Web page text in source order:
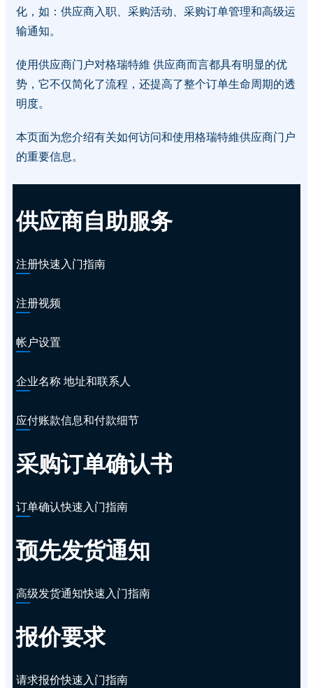
化，如：供应商入职、采购活动、采购订单管理和高级运
输通知。
使用供应商门户对格瑞特維 供应商而言都具有明显的优
势，它不仅简化了流程，还提高了整个订单生命周期的透
明度。
本页面为您介绍有关如何访问和使用格瑞特維供应商门户
的重要信息。
供应商自助服务
注册快速入门指南
注册视频
帐户设置
企业名称 地址和联系人
应付账款信息和付款细节
采购订单确认书
订单确认快速入门指南
预先发货通知
高级发货通知快速入门指南
报价要求
请求报价快速入门指南